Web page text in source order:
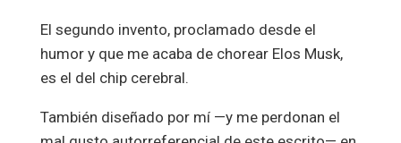
El segundo invento, proclamado desde el
humor y que me acaba de chorear Elos Musk,
es el del chip cerebral.
También diseñado por mí —y me perdonan el